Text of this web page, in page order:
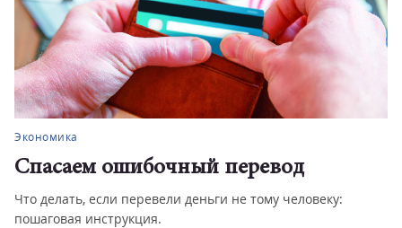
Экономика
Спасаем ошибочный перевод
Что делать, если перевели деньги не тому человеку:
пошаговая инструкция.